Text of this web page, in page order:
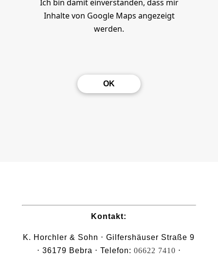
Ich bin damit einverstanden, dass mir
Inhalte von Google Maps angezeigt
werden.
OK
Kontakt:
K. Horchler & Sohn ⋅ Gilfershäuser Straße 9
⋅ 36179 Bebra ⋅ Telefon: 06622 7410 ⋅